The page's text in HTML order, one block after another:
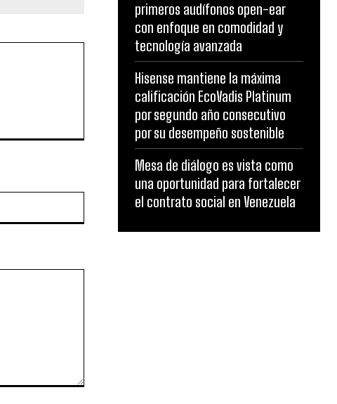
primeros audífonos open-ear
con enfoque en comodidad y
tecnología avanzada
Hisense mantiene la máxima
calificación EcoVadis Platinum
por segundo año consecutivo
por su desempeño sostenible
Mesa de diálogo es vista como
una oportunidad para fortalecer
el contrato social en Venezuela